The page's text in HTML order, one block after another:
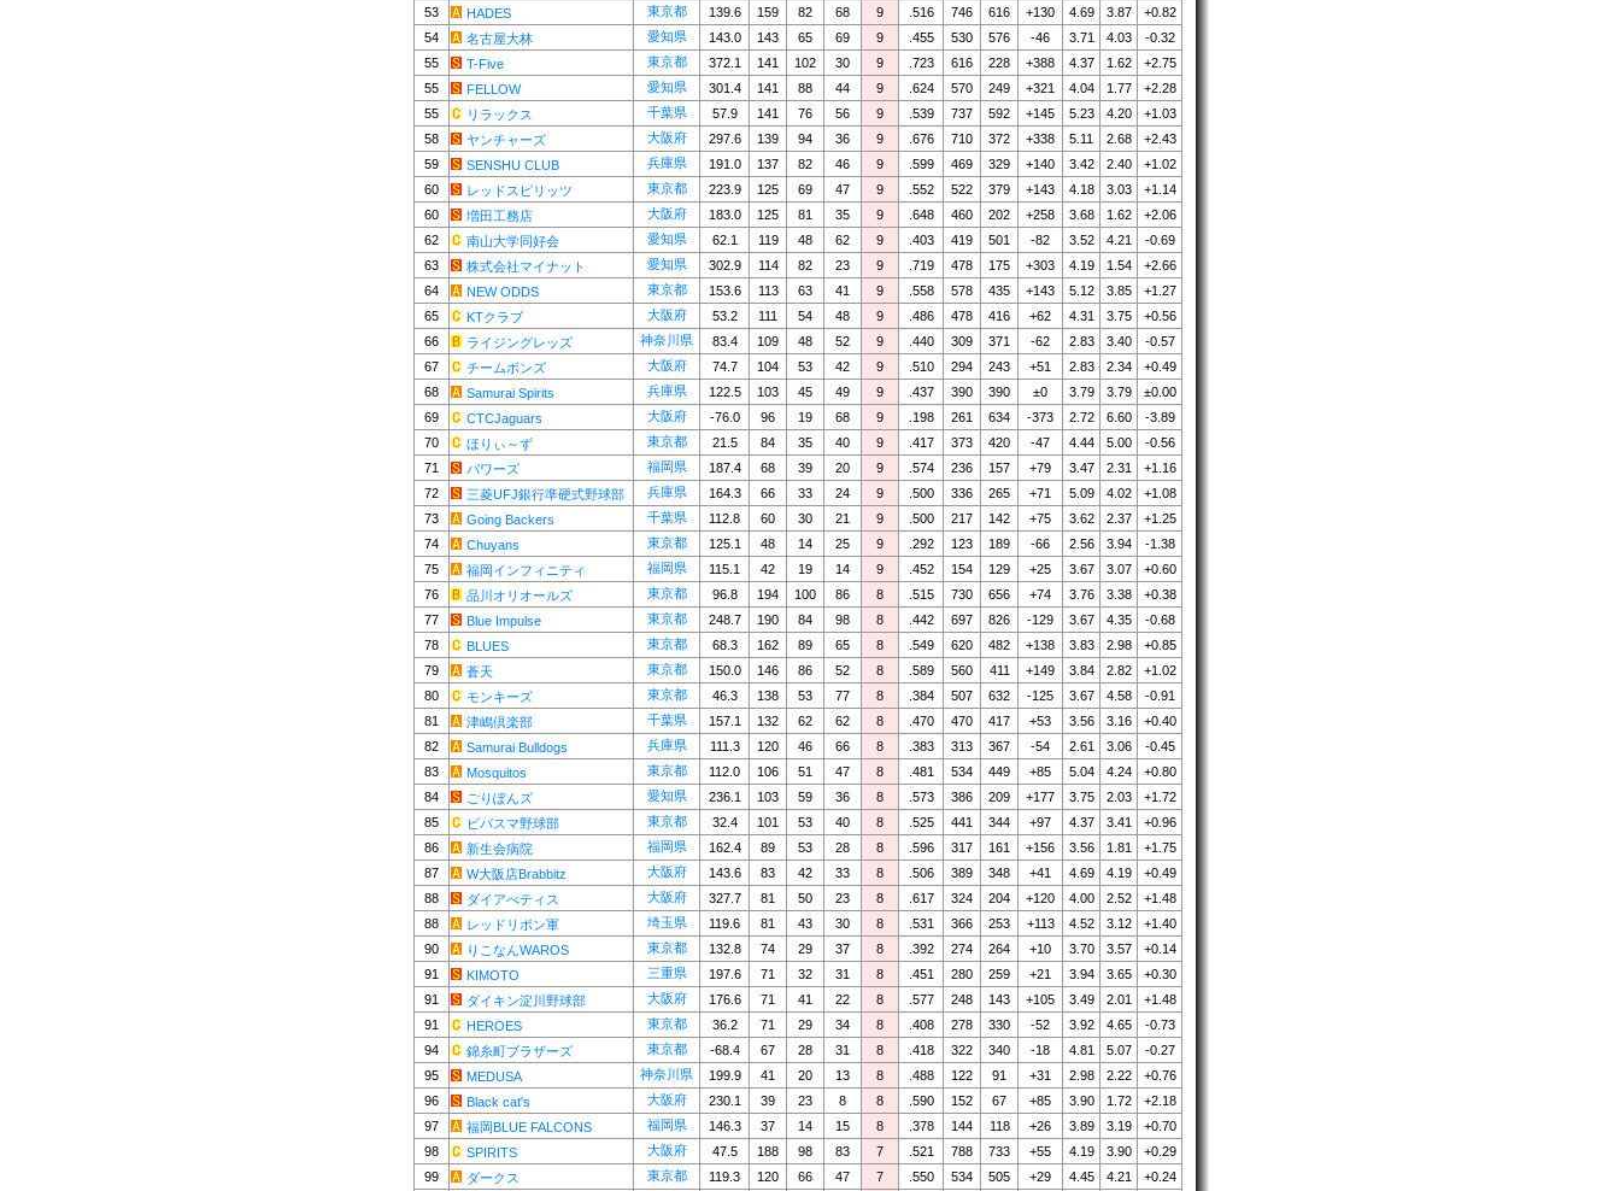
53
HADES 東京都 139.6 159 82 68 9 .516 746 616 +130 4.69 3.87
+0.82
54
名古屋大林 愛知県 143.0 143 65 69 9 .455 530 576 -46 3.71 4.03
-0.32
55
T-Five 東京都 372.1 141 102 30 9 .723 616 228 +388 4.37 1.62
+2.75
55
FELLOW 愛知県 301.4 141 88 44 9 .624 570 249 +321 4.04 1.77
+2.28
55
リラックス 千葉県 57.9 141 76 56 9 .539 737 592 +145 5.23 4.20
+1.03
58
ヤンチャーズ 大阪府 297.6 139 94 36 9 .676 710 372 +338 5.11 2.68
+2.43
59
SENSHU CLUB 兵庫県 191.0 137 82 46 9 .599 469 329 +140 3.42 2.40
+1.02
60
レッドスピリッツ 東京都 223.9 125 69 47 9 .552 522 379 +143 4.18 3.03
+1.14
60
増田工務店 大阪府 183.0 125 81 35 9 .648 460 202 +258 3.68 1.62
+2.06
62
南山大学同好会 愛知県 62.1 119 48 62 9 .403 419 501 -82 3.52 4.21
-0.69
63
株式会社マイナット 愛知県 302.9 114 82 23 9 .719 478 175 +303 4.19 1.54
+2.66
64
NEW ODDS 東京都 153.6 113 63 41 9 .558 578 435 +143 5.12 3.85
+1.27
65
KTクラブ 大阪府 53.2 111 54 48 9 .486 478 416 +62 4.31 3.75
+0.56
66
ライジングレッズ 神奈川県 83.4 109 48 52 9 .440 309 371 -62 2.83 3.40
-0.57
67
チームボンズ 大阪府 74.7 104 53 42 9 .510 294 243 +51 2.83 2.34
+0.49
68
Samurai Spirits 兵庫県 122.5 103 45 49 9 .437 390 390 ±0 3.79 3.79
±0.00
69
CTCJaguars 大阪府 -76.0 96 19 68 9 .198 261 634 -373 2.72 6.60
-3.89
70
ほりぃ～ず 東京都 21.5 84 35 40 9 .417 373 420 -47 4.44 5.00
-0.56
71
パワーズ 福岡県 187.4 68 39 20 9 .574 236 157 +79 3.47 2.31
+1.16
72
三菱UFJ銀行準硬式野球部 兵庫県 164.3 66 33 24 9 .500 336 265 +71 5.09 4.02
+1.08
73
Going Backers 千葉県 112.8 60 30 21 9 .500 217 142 +75 3.62 2.37
+1.25
74
Chuyans 東京都 125.1 48 14 25 9 .292 123 189 -66 2.56 3.94
-1.38
75
福岡インフィニティ 福岡県 115.1 42 19 14 9 .452 154 129 +25 3.67 3.07
+0.60
76
品川オリオールズ 東京都 96.8 194 100 86 8 .515 730 656 +74 3.76 3.38
+0.38
77
Blue Impulse 東京都 248.7 190 84 98 8 .442 697 826 -129 3.67 4.35
-0.68
78
BLUES 東京都 68.3 162 89 65 8 .549 620 482 +138 3.83 2.98
+0.85
79
蒼天 東京都 150.0 146 86 52 8 .589 560 411 +149 3.84 2.82
+1.02
80
モンキーズ 東京都 46.3 138 53 77 8 .384 507 632 -125 3.67 4.58
-0.91
81
津嶋倶楽部 千葉県 157.1 132 62 62 8 .470 470 417 +53 3.56 3.16
+0.40
82
Samurai Bulldogs 兵庫県 111.3 120 46 66 8 .383 313 367 -54 2.61 3.06
-0.45
83
Mosquitos 東京都 112.0 106 51 47 8 .481 534 449 +85 5.04 4.24
+0.80
84
ごりぽんズ 愛知県 236.1 103 59 36 8 .573 386 209 +177 3.75 2.03
+1.72
85
ビバスマ野球部 東京都 32.4 101 53 40 8 .525 441 344 +97 4.37 3.41
+0.96
86
新生会病院 福岡県 162.4 89 53 28 8 .596 317 161 +156 3.56 1.81
+1.75
87
W大阪店Brabbitz 大阪府 143.6 83 42 33 8 .506 389 348 +41 4.69 4.19
+0.49
88
ダイアべティス 大阪府 327.7 81 50 23 8 .617 324 204 +120 4.00 2.52
+1.48
88
レッドリボン軍 埼玉県 119.6 81 43 30 8 .531 366 253 +113 4.52 3.12
+1.40
90
りこなんWAROS 東京都 132.8 74 29 37 8 .392 274 264 +10 3.70 3.57
+0.14
91
KIMOTO 三重県 197.6 71 32 31 8 .451 280 259 +21 3.94 3.65
+0.30
91
ダイキン淀川野球部 大阪府 176.6 71 41 22 8 .577 248 143 +105 3.49 2.01
+1.48
91
HEROES 東京都 36.2 71 29 34 8 .408 278 330 -52 3.92 4.65
-0.73
94
錦糸町ブラザーズ 東京都 -68.4 67 28 31 8 .418 322 340 -18 4.81 5.07
-0.27
95
MEDUSA 神奈川県 199.9 41 20 13 8 .488 122 91 +31 2.98 2.22
+0.76
96
Black cat's 大阪府 230.1 39 23 8 8 .590 152 67 +85 3.90 1.72
+2.18
97
福岡BLUE FALCONS 福岡県 146.3 37 14 15 8 .378 144 118 +26 3.89 3.19
+0.70
98
SPIRITS 大阪府 47.5 188 98 83 7 .521 788 733 +55 4.19 3.90
+0.29
99
ダークス 東京都 119.3 120 66 47 7 .550 534 505 +29 4.45 4.21 +0.24